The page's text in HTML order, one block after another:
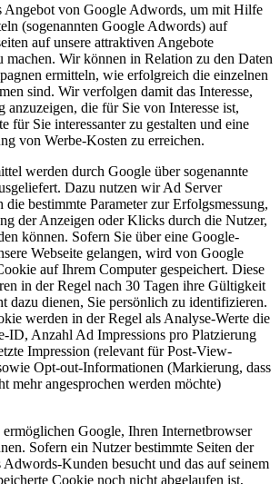
Angebot von Google Adwords, um mit Hilfe
(sogenannten Google Adwords) auf
auf unsere attraktiven Angebote
machen. Wir können in Relation zu den Daten
ermitteln, wie erfolgreich die einzelnen
sind. Wir verfolgen damit das Interesse,
anzuzeigen, die für Sie von Interesse ist,
für Sie interessanter zu gestalten und eine
von Werbe-Kosten zu erreichen.
werden durch Google über sogenannte
Dazu nutzen wir Ad Server
die bestimmte Parameter zur Erfolgsmessung,
der Anzeigen oder Klicks durch die Nutzer,
können. Sofern Sie über eine Google-
Webseite gelangen, wird von Google
auf Ihrem Computer gespeichert. Diese
in der Regel nach 30 Tagen ihre Gültigkeit
dazu dienen, Sie persönlich zu identifizieren.
werden in der Regel als Analyse-Werte die
ID, Anzahl Ad Impressions pro Platzierung
Impression (relevant für Post-View-
Opt-out-Informationen (Markierung, dass
mehr angesprochen werden möchte)
Google, Ihren Internetbrowser
Sofern ein Nutzer bestimmte Seiten der
Adwords-Kunden besucht und das auf seinem
Cookie noch nicht abgelaufen ist,